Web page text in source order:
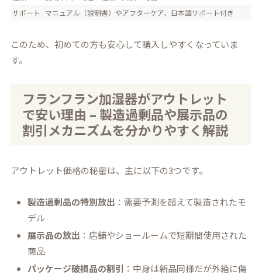
サポート
マニュアル（説明書）やアフターケア、日本語サポート付き
このため、初めての方も安心して購入しやすくなっていま
す。
フランフラン加湿器がアウトレット
で安い理由 – 製造過剰品や展示品の
割引メカニズムを分かりやすく解説
アウトレット価格の秘密は、主に以下の3つです。
製造過剰品の特別放出 ：需要予測を超えて製造されたモ
デル
展示品の放出 ：店舗やショールームで短期間使用された
商品
パッケージ破損品の割引 ：中身は新品同様だが外箱に傷